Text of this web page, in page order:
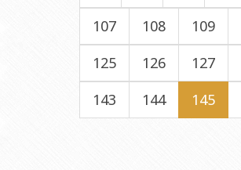
107
108 109
125
126 127
143
144 145